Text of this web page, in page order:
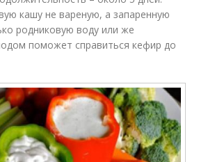
кашу не вареную, а запаренную
родниковую воду или же
поможет справиться кефир до